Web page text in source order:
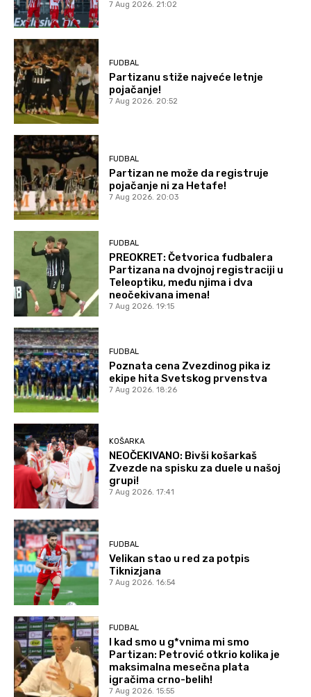
7 Aug 2026. 21:02
FUDBAL
Partizanu stiže najveće letnje
pojačanje!
7 Aug 2026. 20:52
FUDBAL
Partizan ne može da registruje
pojačanje ni za Hetafe!
7 Aug 2026. 20:03
FUDBAL
PREOKRET: Četvorica fudbalera
Partizana na dvojnoj registraciji u
Teleoptiku, među njima i dva
neočekivana imena!
7 Aug 2026. 19:15
FUDBAL
Poznata cena Zvezdinog pika iz
ekipe hita Svetskog prvenstva
7 Aug 2026. 18:26
KOŠARKA
NEOČEKIVANO: Bivši košarkaš
Zvezde na spisku za duele u našoj
grupi!
7 Aug 2026. 17:41
FUDBAL
Velikan stao u red za potpis
Tiknizjana
7 Aug 2026. 16:54
FUDBAL
I kad smo u g*vnima mi smo
Partizan: Petrović otkrio kolika je
maksimalna mesečna plata
igračima crno-belih!
7 Aug 2026. 15:55